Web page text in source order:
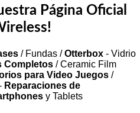
Página Oficial
/ Fundas /Otterbox - Vidrio
Completos/ Ceramic Film
para Video Juegos/
Reparaciones de
y Tablets